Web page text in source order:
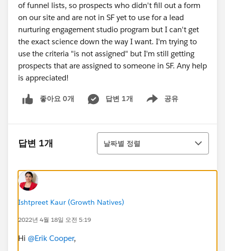
of funnel lists, so prospects who didn't fill out a form
on our site and are not in SF yet to use for a lead
nurturing engagement studio program but I can't get
the exact science down the way I want. I'm trying to
use the criteria "is not assigned" but I'm still getting
prospects that are assigned to someone in SF. Any help
is appreciated!
좋아요 0개 답변 1개 공유
Show menu
답변 1개
정렬
날짜별 정렬
Ishtpreet Kaur (Growth Natives)
2022년 4월 18일 오전 5:19
Hi @Erik Cooper,